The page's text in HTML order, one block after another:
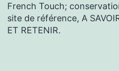
French Touch;
site de référence, A
ET RETENIR.